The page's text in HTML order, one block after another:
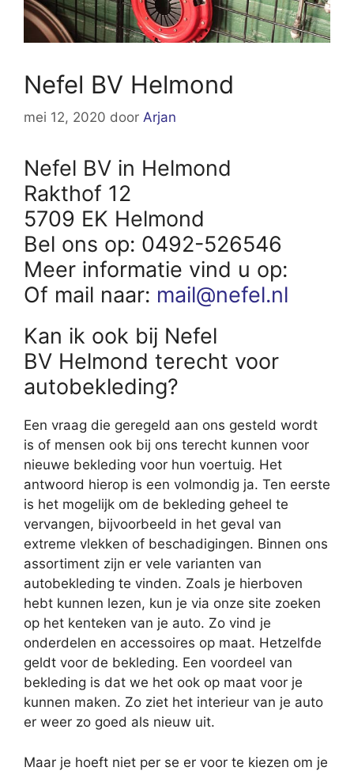
Nefel BV Helmond
mei 12, 2020 door Arjan
Nefel BV in Helmond
Rakthof 12
5709 EK Helmond
Bel ons op: 0492-526546
Meer informatie vind u op:
Of mail naar: mail@nefel.nl
Kan ik ook bij Nefel
BV Helmond terecht voor
autobekleding?
Een vraag die geregeld aan ons gesteld wordt
is of mensen ook bij ons terecht kunnen voor
nieuwe bekleding voor hun voertuig. Het
antwoord hierop is een volmondig ja. Ten eerste
is het mogelijk om de bekleding geheel te
vervangen, bijvoorbeeld in het geval van
extreme vlekken of beschadigingen. Binnen ons
assortiment zijn er vele varianten van
autobekleding te vinden. Zoals je hierboven
hebt kunnen lezen, kun je via onze site zoeken
op het kenteken van je auto. Zo vind je
onderdelen en accessoires op maat. Hetzelfde
geldt voor de bekleding. Een voordeel van
bekleding is dat we het ook op maat voor je
kunnen maken. Zo ziet het interieur van je auto
er weer zo goed als nieuw uit.
Maar je hoeft niet per se er voor te kiezen om je